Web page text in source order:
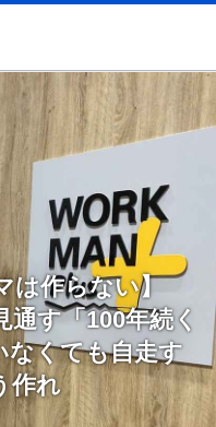
は作らない】
す「100年続く
くても自走す
作れ